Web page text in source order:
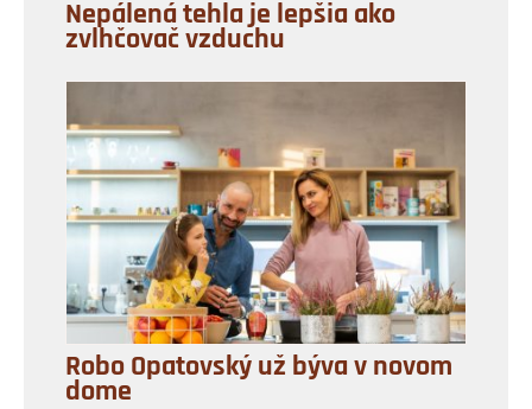
Nepálená tehla je lepšia ako
zvlhčovač vzduchu
Robo Opatovský už býva v novom
dome